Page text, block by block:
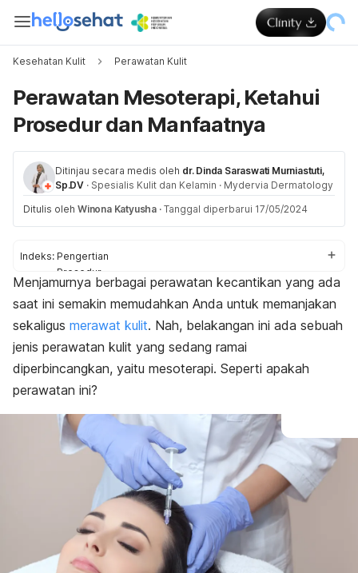
Kesehatan Kulit Perawatan Kulit
Perawatan Mesoterapi, Ketahui
Prosedur dan Manfaatnya
Ditinjau secara medis oleh dr. Dinda Saraswati Murniastuti,
Sp.DV · Spesialis Kulit dan Kelamin · Mydervia Dermatology
Ditulis oleh Winona Katyusha · Tanggal diperbarui 17/05/2024
Indeks: Pengertian
Prosedur
Manfaat
Efek samping
Menjamurnya berbagai perawatan kecantikan yang ada
saat ini semakin memudahkan Anda untuk memanjakan
sekaligus merawat kulit. Nah, belakangan ini ada sebuah
jenis perawatan kulit yang sedang ramai
diperbincangkan, yaitu mesoterapi. Seperti apakah
perawatan ini?